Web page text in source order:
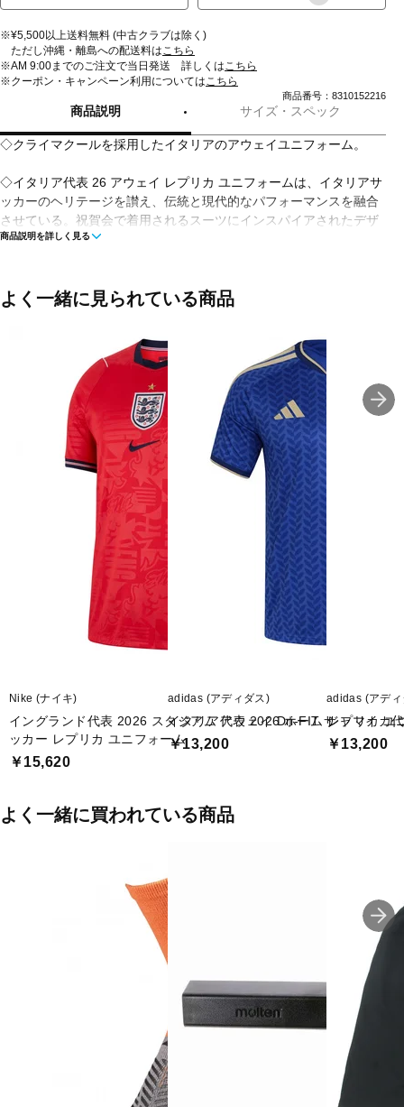
※¥5,500以上送料無料 (中古クラブは除く)
ただし沖縄・離島への配送料はこちら
※AM 9:00までのご注文で当日発送 詳しくはこちら
※クーポン・キャンペーン利用についてはこちら
商品番号：8310152216
商品説明 サイズ・スペック
◇クライマクールを採用したイタリアのアウェイユニフォーム。
◇イタリア代表 26 アウェイ レプリカ ユニフォームは、イタリアサ
ッカーのヘリテージを讃え、伝統と現代的なパフォーマンスを融合
させている。祝賀会で着用されるスーツにインスパイアされたデザ
インで、世界のサッカーの礎におけるイタリアの重要性を表現して
の集中を妨げにくい。スリムフィットのデザインがすっきりとした
ードを引き立て、ジュニアファンの応援スタイルに寄り添う。
■カラー(メーカー表記):
ペールブルー(aero blue)
■生産国:ベトナム
■メーカー型番：KC8704
商品説明を詳しく見る
よく一緒に見られている商品
Nike (ナイキ)
イングランド代表 2026 スタジアム アウェイ Dri-FIT サ
ッカー レプリカ ユニフォーム
￥15,620
adidas (アディダス)
イタリア代表 2026 ホーム レプリカ ユ
￥13,200
adidas (アディ
ジャマイカ
￥13,200
よく一緒に買われている商品